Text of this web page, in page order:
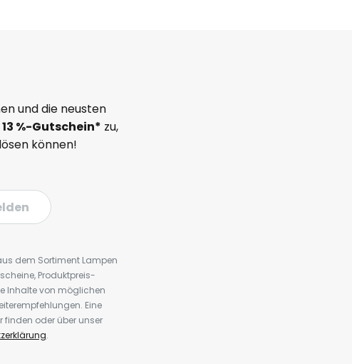
und die neusten
13 %-Gutschein* zu,
können!
dem Sortiment Lampen
Produktpreis-
Inhalte von möglichen
Eine
finden oder über unser
.